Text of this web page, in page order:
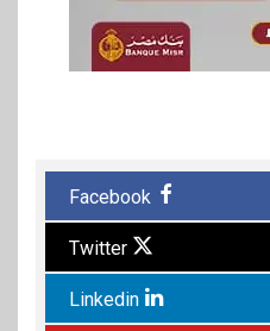
Facebook
Twitter
Linkedin